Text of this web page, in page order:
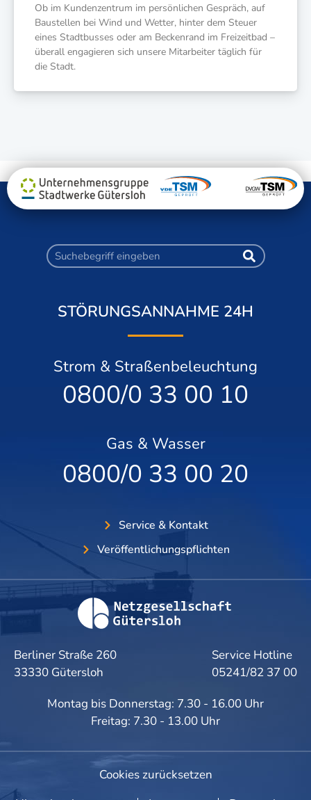
Ob im Kun­den­zen­trum im per­sön­li­chen Gespräch, auf
Bau­stel­len bei Wind und Wet­ter, hin­ter dem Steu­er
eines Stadt­bus­ses oder am Becken­rand im Frei­zeit­bad –
über­all enga­gie­ren sich unse­re Mit­ar­bei­ter täg­lich für
die Stadt.
STÖRUNGSANNAHME 24H
Strom & Straßenbeleuchtung
0800/0 33 00 10
Gas & Wasser
0800/0 33 00 20
Service & Kontakt
Veröffentlichungspflichten
Berliner Straße 260
33330 Gütersloh
Service Hotline
05241/82 37 00
Montag bis Donnerstag: 7.30 - 16.00 Uhr
Freitag: 7.30 - 13.00 Uhr
Cookies zurücksetzen